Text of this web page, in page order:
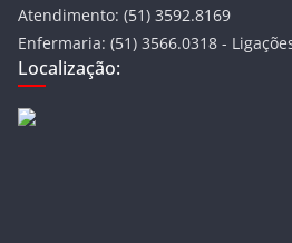
Atendimento: (51) 3592.8169
Enfermaria: (51) 3566.0318 -
Localização: